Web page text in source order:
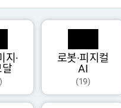
지·
달
로봇·피지컬
AI
(19)